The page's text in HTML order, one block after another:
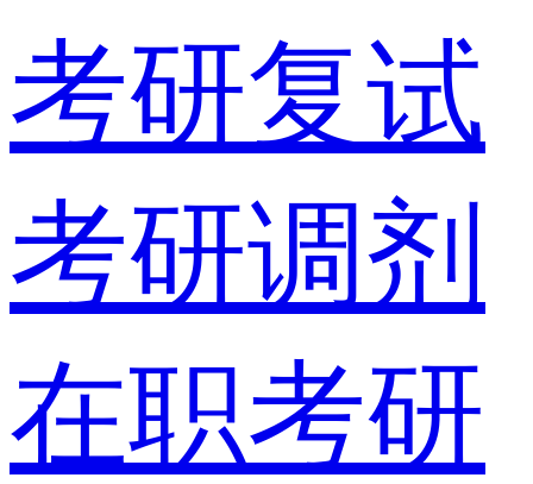
考研复试
考研调剂
在职考研